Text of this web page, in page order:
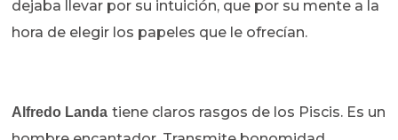
dejaba llevar por su intuición, que por su mente a la
hora de elegir los papeles que le ofrecían.
Alfredo Landa tiene claros rasgos de los Piscis. Es un